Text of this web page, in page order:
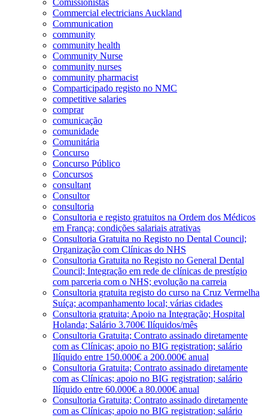
Commercial electricians Auckland
Communication
community
community health
Community Nurse
community nurses
community pharmacist
Comparticipado registo no NMC
competitive salaries
comprar
comunicação
comunidade
Comunitária
Concurso
Concurso Público
Concursos
consultant
Consultor
consultoria
Consultoria e registo gratuitos na Ordem dos Médicos
em França; condições salariais atrativas
Consultoria Gratuita no Registo no Dental Council;
Organização com Clínicas do NHS
Consultoria Gratuita no Registo no General Dental
Council; Integração em rede de clínicas de prestígio
com parceria com o NHS; evolução na carreia
Consultoria gratuita registo do curso na Cruz Vermelha
Suíça; acompanhamento local; várias cidades
Consultoria gratuita; Apoio na Integração; Hospital
Holanda; Salário 3.700€ Ilíquidos/mês
Consultoria Gratuita; Contrato assinado diretamente
com as Clínicas; apoio no BIG registration; salário
Ilíquido entre 150.000€ a 200.000€ anual
Consultoria Gratuita; Contrato assinado diretamente
com as Clínicas; apoio no BIG registration; salário
Ilíquido entre 60.000€ a 80.000€ anual
Consultoria Gratuita; Contrato assinado diretamente
com as Clínicas; apoio no BIG registration; salário